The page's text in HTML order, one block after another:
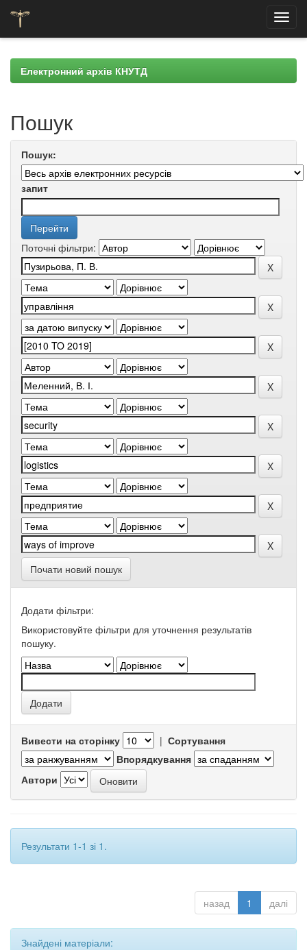
navigationЕлектронний архів КНУТД
Пошук
Пошук:
запит
Поточні фільтри:
Почати новий пошук
Додати фільтри:
Використовуйте фільтри для уточнення результатів
пошуку.
Вивести на сторінку | Сортування
Впорядкування
Автори
Результати 1-1 зі 1.
назад 1 далі
Знайдені матеріали: